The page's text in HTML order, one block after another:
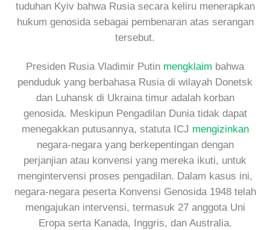
tuduhan Kyiv bahwa Rusia secara keliru menerapkan
hukum genosida sebagai pembenaran atas serangan
tersebut.
Presiden Rusia Vladimir Putin mengklaim bahwa
penduduk yang berbahasa Rusia di wilayah Donetsk
dan Luhansk di Ukraina timur adalah korban
genosida. Meskipun Pengadilan Dunia tidak dapat
menegakkan putusannya, statuta ICJ mengizinkan
negara-negara yang berkepentingan dengan
perjanjian atau konvensi yang mereka ikuti, untuk
mengintervensi proses pengadilan. Dalam kasus ini,
negara-negara peserta Konvensi Genosida 1948 telah
mengajukan intervensi, termasuk 27 anggota Uni
Eropa serta Kanada, Inggris, dan Australia.